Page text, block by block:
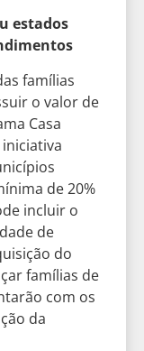
estados
famílias
o valor de
Casa
de 20%
incluir o
de
do
famílias de
com os
da